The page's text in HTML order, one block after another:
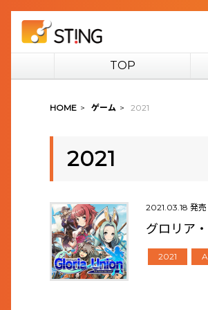
TOP
HOME > ゲーム > 2021
2021
2021.03.18 発
グロリア
2021